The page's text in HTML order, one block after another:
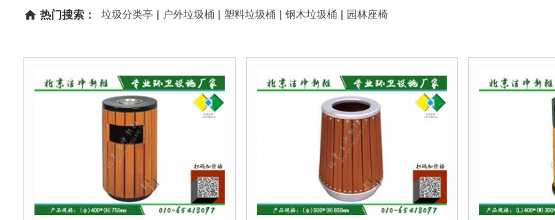
home 热门搜索： 垃圾分类亭 | 户外垃圾桶 | 塑料垃圾桶 | 钢木垃圾桶 | 园林座椅